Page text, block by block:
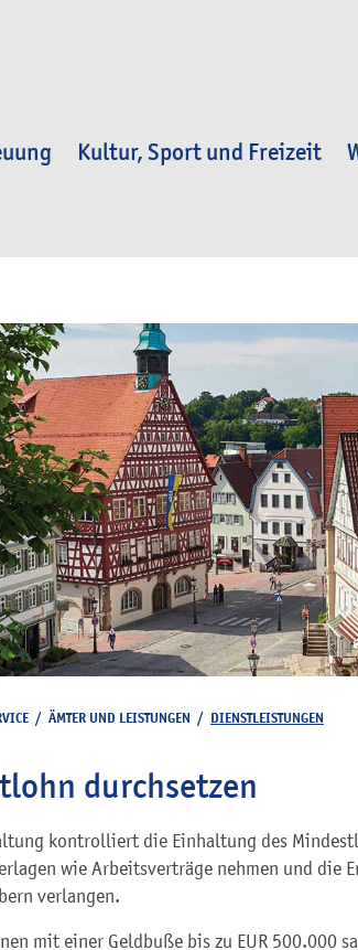
Kultur, Sport und Freizeit
/ ÄMTER UND LEISTUNGEN / DIENSTLEISTUNGEN
durchsetzen
kontrolliert die Einhaltung des
wie Arbeitsverträge nehmen und die
verlangen.
mit einer Geldbuße bis zu EUR 500.000